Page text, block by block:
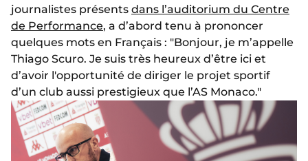
journalistes présents dans l’auditorium du Centre
de Performance, a d’abord tenu à prononcer
quelques mots en Français : "Bonjour, je m’appelle
Thiago Scuro. Je suis très heureux d’être ici et
d’avoir l'opportunité de diriger le projet sportif
d’un club aussi prestigieux que l’AS Monaco."